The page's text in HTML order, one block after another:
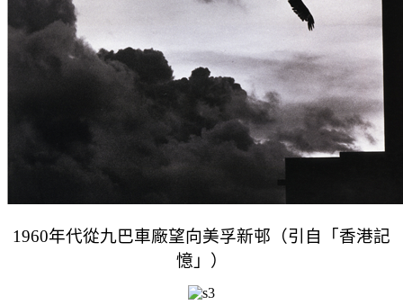
1960年代從九巴車廠望向美孚新邨（引自「香港記
憶」）